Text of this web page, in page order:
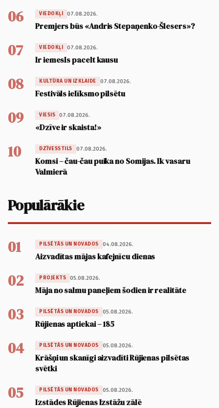
06 VIEDOKĻI 07.08.2026.
Premjers būs «Andris Stepaņenko-Šlesers»?
07 VIEDOKĻI 07.08.2026.
Ir iemesls pacelt kausu
08 KULTŪRA UN IZKLAIDE 07.08.2026.
Festivāls ielīksmo pilsētu
09 VIESIS 07.08.2026.
«Dzīve ir skaista!»
10 DZĪVESSTILS 07.08.2026.
Komsi – čau-čau puika no Somijas. Ik vasaru
Valmierā
Populārākie
01 PILSĒTĀS UN NOVADOS 04.08.2026.
Aizvadītas mājas kafejnīcu dienas
02 PROJEKTS 05.08.2026.
Māja no salmu paneļiem šodien ir realitāte
03 PILSĒTĀS UN NOVADOS 05.08.2026.
Rūjienas aptiekai – 185
04 PILSĒTĀS UN NOVADOS 05.08.2026.
Krāšņi un skanīgi aizvadīti Rūjienas pilsētas
svētki
05 PILSĒTĀS UN NOVADOS 05.08.2026.
Izstādes Rūjienas Izstāžu zālē